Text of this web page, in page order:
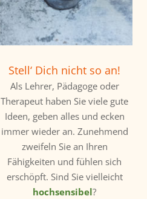
Stell‘ Dich nicht so an!
Als Lehrer, Pädagoge oder
Therapeut haben Sie viele gute
Ideen, geben alles und ecken
immer wieder an. Zunehmend
zweifeln Sie an Ihren
Fähigkeiten und fühlen sich
erschöpft. Sind Sie vielleicht
hochsensibel?